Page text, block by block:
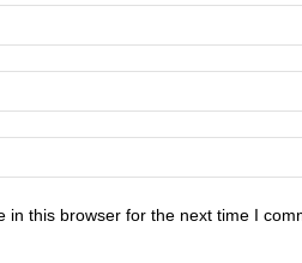
in this browser for the next time I